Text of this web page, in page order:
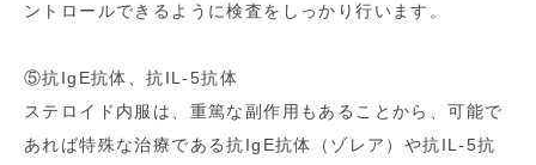
ントロールできるように検査をしっかり行います。
⑤抗IgE抗体、抗IL-5抗体
ステロイド内服は、重篤な副作用もあることから、可能で
あれば特殊な治療である抗IgE抗体（ゾレア）や抗IL-5抗